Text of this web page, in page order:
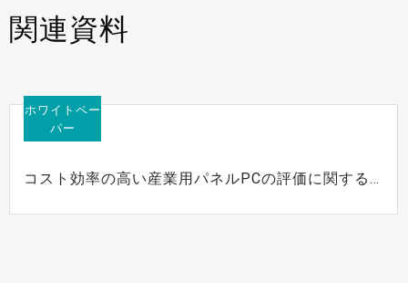
関連資料
ホワイトペー
パー
コスト効率の高い産業用パネルPCの評価に関する4